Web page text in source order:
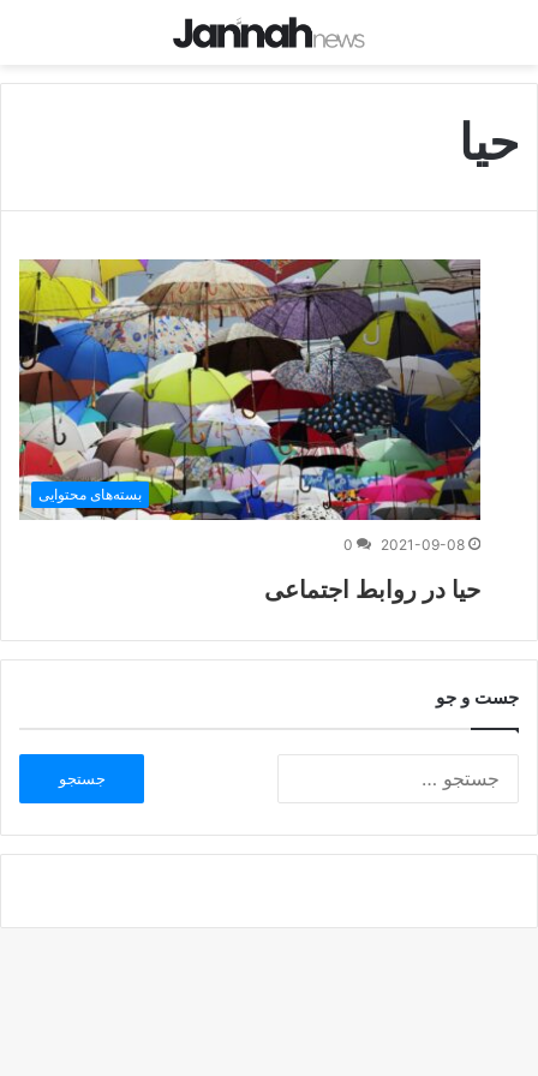
حیا
بسته‌های محتوایی
2021-09-08
0
حیا در روابط اجتماعی
جست و جو